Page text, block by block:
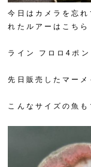
今日はカメラを忘
れたルアーはこちら
ライン フロロ4ポン
先日販売したマーメ
こんなサイズの魚